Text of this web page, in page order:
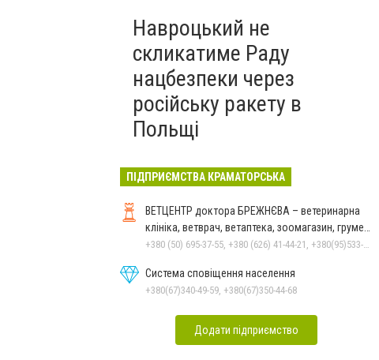
Навроцький не
скликатиме Раду
нацбезпеки через
російську ракету в
Польщі
ПІДПРИЄМСТВА КРАМАТОРСЬКА
ВЕТЦЕНТР доктора БРЕЖНЄВА – ветеринарна
клініка, ветврач, ветаптека, зоомагазин, грумер,
стрижки.
+380 (50) 695-37-55, +380 (626) 41-44-21, +380(95)533-90-03
Система сповіщення населення
+380(67)340-49-59, +380(67)350-44-68
Додати підприємство